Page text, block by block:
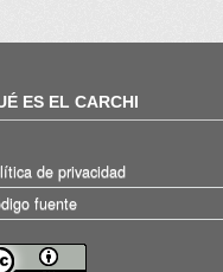
ES EL CARCHI
de privacidad
fuente